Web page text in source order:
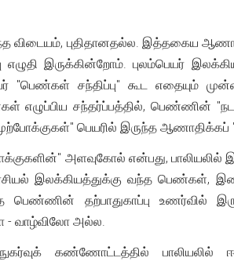
விடையம், புதிதானதல்ல. இத்தகைய
எழுதி இருக்கின்றோம். புலம்பெயர்
"பெண்கள் சந்திப்பு" கூட
எழுப்பிய சந்தர்ப்பத்தில், பெண்ணின்
பெயரில் இருந்த ஆணாதிக்கப்
அளவுகோல் என்பது,
இலக்கியத்துக்கு வந்த பெண்கள்,
பெண்ணின் தற்பாதுகாப்பு
- வாழ்விலோ அல்ல.
கண்ணோட்டத்தில் பாலியலில்